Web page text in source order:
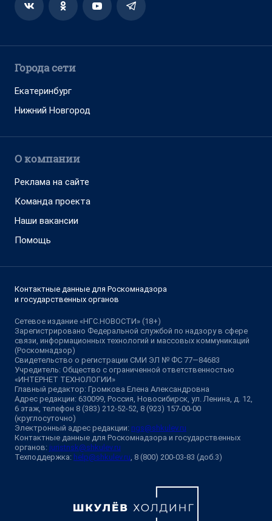
Города сети
Екатеринбург
Нижний Новгород
О компании
Реклама на сайте
Команда проекта
Наши вакансии
Помощь
Контактные данные для Роскомнадзора
и государственных органов
Сетевое издание «НГС.НОВОСТИ» (18+)
Зарегистрировано Федеральной службой по надзору в сфере
связи, информационных технологий и массовых коммуникаций
(Роскомнадзор)
Свидетельство о регистрации СМИ ЭЛ № ФС 77—84683
Учредитель: Общество с ограниченной ответственностью
«ИНТЕРНЕТ ТЕХНОЛОГИИ»
Главный редактор: Громкова Елена Александровна
Адрес редакции: 630099, Россия, Новосибирск, ул. Ленина, д. 12,
6 этаж, телефон 8 (383) 212-52-52, 8 (923) 157-00-00
(круглосуточно)
Электронный адрес редакции: ngs@shkulev.ru
Контактные данные для Роскомнадзора и государственных
органов: juristnsk@shkulev.ru
Техподдержка: help@shkulev.ru, 8 (800) 200-03-83 (доб.3)